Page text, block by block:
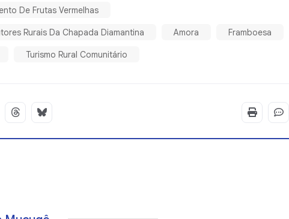
De Frutas Vermelhas
Rurais Da Chapada Diamantina Amora Framboesa
Turismo Rural Comunitário